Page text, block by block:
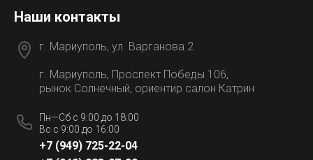
Наши контакты
г. Мариуполь, ул. Варганова 2
г. Мариуполь, Проспект Победы 106,
рынок Солнечный, ориентир салон Катрин
Пн—Сб с 9:00 до 18:00
Вс с 9:00 до 16:00
+7 (949) 725-22-04